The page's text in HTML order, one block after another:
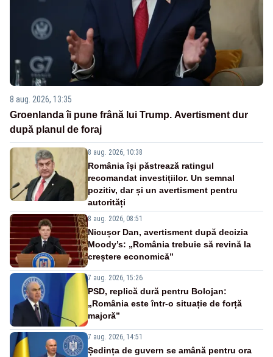
8 aug. 2026, 13:35
Groenlanda îi pune frână lui Trump. Avertisment dur
după planul de foraj
8 aug. 2026, 10:38
România își păstrează ratingul
recomandat investițiilor. Un semnal
pozitiv, dar și un avertisment pentru
autorități
8 aug. 2026, 08:51
Nicușor Dan, avertisment după decizia
Moody’s: „România trebuie să revină la
creștere economică”
7 aug. 2026, 15:26
PSD, replică dură pentru Bolojan:
„România este într-o situație de forță
majoră”
7 aug. 2026, 14:51
Ședința de guvern se amână pentru ora